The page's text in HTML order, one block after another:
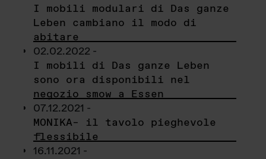
I mobili modulari di Das ganze
Leben cambiano il modo di
abitare
02.02.2022 -
I mobili di Das ganze Leben
sono ora disponibili nel
negozio smow a Essen
07.12.2021 -
MONIKA– il tavolo pieghevole
flessibile
16.11.2021 -